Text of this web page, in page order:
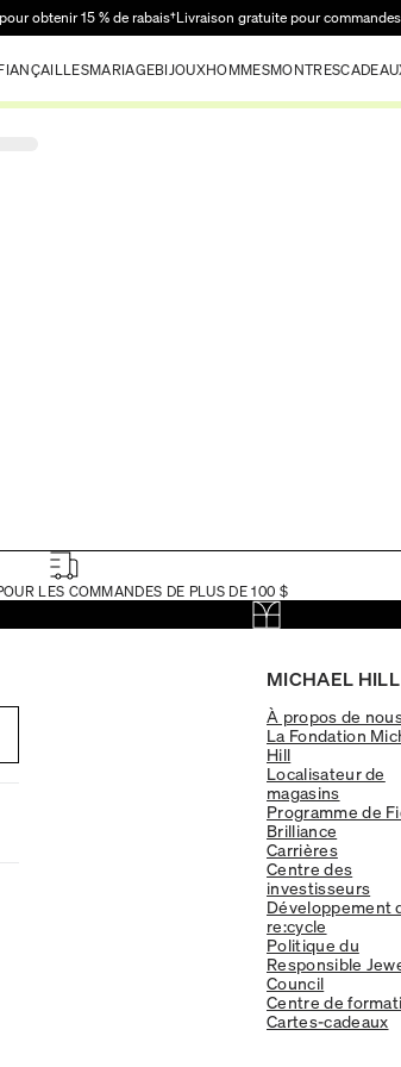
Passer au
obtenir 15 % de rabais†Livraison gratuite pour
MARIAGEBIJOUXHOMMESMONTRES
LES COMMANDES DE PLUS DE 100 $
MICHAEL HILL
À propos de
La Fondation
Hill
Localisateur de
magasins
Programme de
Brilliance
Carrières
Centre des
investisseurs
Développement
re:cycle
Politique du
Responsible
Council
Centre de
Cartes-cadeaux